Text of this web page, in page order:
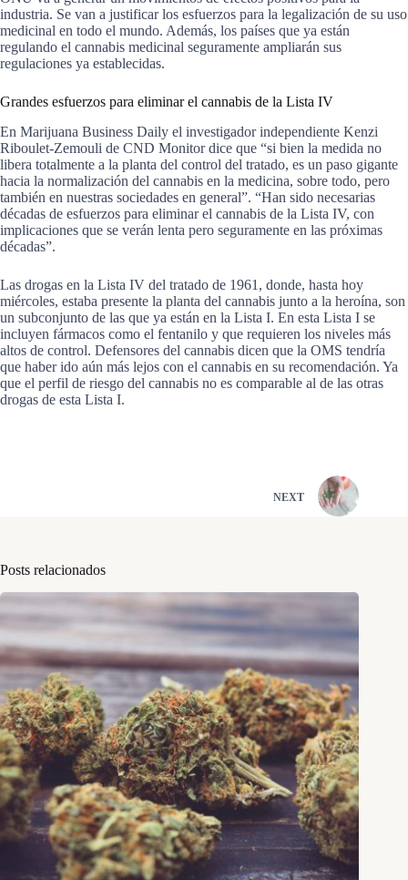
industria. Se van a justificar los esfuerzos para la legalización de su uso
medicinal en todo el mundo. Además, los países que ya están
regulando el cannabis medicinal seguramente ampliarán sus
regulaciones ya establecidas.
Grandes esfuerzos para eliminar el cannabis de la Lista IV
En Marijuana Business Daily el investigador independiente Kenzi
Riboulet-Zemouli de CND Monitor dice que “si bien la medida no
libera totalmente a la planta del control del tratado, es un paso gigante
hacia la normalización del cannabis en la medicina, sobre todo, pero
también en nuestras sociedades en general”. “Han sido necesarias
décadas de esfuerzos para eliminar el cannabis de la Lista IV, con
implicaciones que se verán lenta pero seguramente en las próximas
décadas”.
Las drogas en la Lista IV del tratado de 1961, donde, hasta hoy
miércoles, estaba presente la planta del cannabis junto a la heroína, son
un subconjunto de las que ya están en la Lista I. En esta Lista I se
incluyen fármacos como el fentanilo y que requieren los niveles más
altos de control. Defensores del cannabis dicen que la OMS tendría
que haber ido aún más lejos con el cannabis en su recomendación. Ya
que el perfil de riesgo del cannabis no es comparable al de las otras
drogas de esta Lista I.
NEXT
Posts relacionados